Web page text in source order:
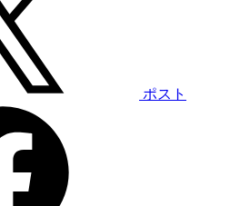
ポスト